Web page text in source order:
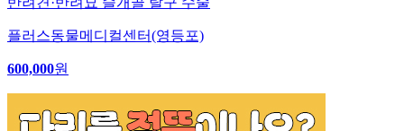
플러스동물메디컬센터(영등포)
600,000원